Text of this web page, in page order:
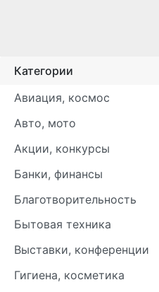
Категории
Авиация, космос
Авто, мото
Акции, конкурсы
Банки, финансы
Благотворительность
Бытовая техника
Выставки, конференции
Гигиена, косметика